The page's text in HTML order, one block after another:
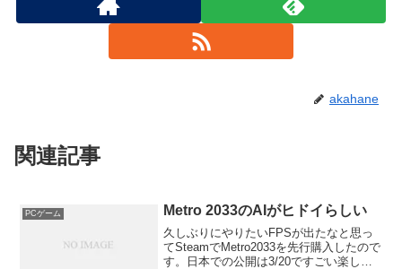
akahane
関連記事
PCゲーム Metro 2033のAIがヒドイらしい
久しぶりにやりたいFPSが出たなと思っ
てSteamでMetro2033を先行購入したので
す。日本での公開は3/20ですごい楽しみ